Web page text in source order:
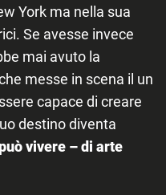
York ma nella sua
Se avesse invece
mai avuto la
messe in scena il un
capace di creare
destino diventa
vivere – di arte